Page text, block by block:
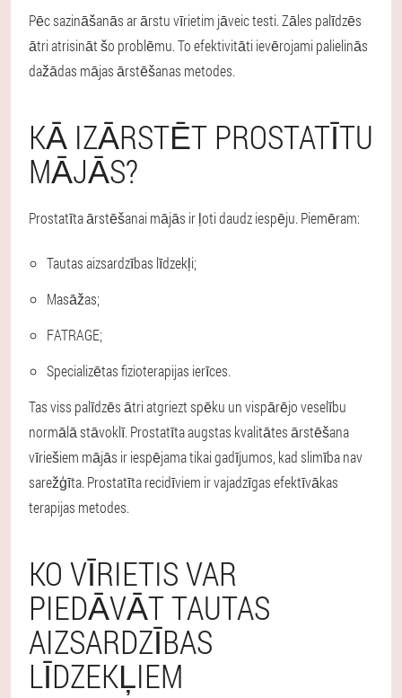
Pēc sazināšanās ar ārstu vīrietim jāveic testi. Zāles palīdzēs
ātri atrisināt šo problēmu. To efektivitāti ievērojami palielinās
dažādas mājas ārstēšanas metodes.
KĀ IZĀRSTĒT PROSTATĪTU
MĀJĀS?
Prostatīta ārstēšanai mājās ir ļoti daudz iespēju. Piemēram:
Tautas aizsardzības līdzekļi;
Masāžas;
FATRAGE;
Specializētas fizioterapijas ierīces.
Tas viss palīdzēs ātri atgriezt spēku un vispārējo veselību
normālā stāvoklī. Prostatīta augstas kvalitātes ārstēšana
vīriešiem mājās ir iespējama tikai gadījumos, kad slimība nav
sarežģīta. Prostatīta recidīviem ir vajadzīgas efektīvākas
terapijas metodes.
KO VĪRIETIS VAR
PIEDĀVĀT TAUTAS
AIZSARDZĪBAS
LĪDZEKĻIEM